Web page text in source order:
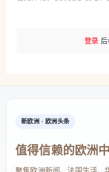
遍两个校区。一张张纸币
同班同学小林捐出了自
十分支持女儿的善举，孩
登录
新欧洲 · 欧洲头条
值得信赖的欧洲